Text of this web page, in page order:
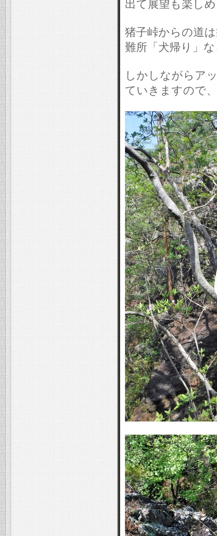
出て展望も楽し
猪子峠からの道
難所「犬帰り」
しかしながらア
ていきますので